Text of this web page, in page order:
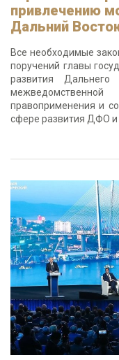
привлечению
Дальний
Все необходимые
поручений главы
развития
правоприменения и
сфере развития ДФО и